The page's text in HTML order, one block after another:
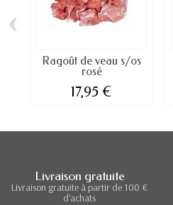
Ragoût de veau s/os
rosé
17,95 €
‹
Livraison gratuite
Livraison gratuite à partir de 100 €
d'achats